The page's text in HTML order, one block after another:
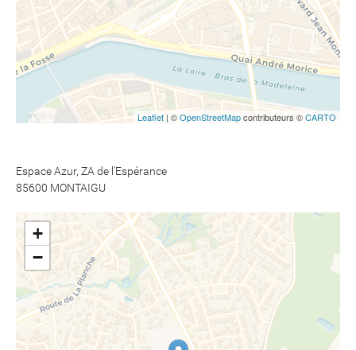
Leaflet | ©OpenStreetMapcontributeurs ©CARTO
Espace Azur, ZA de l'Espérance
​​​​​​​85600 MONTAIGU
+
−